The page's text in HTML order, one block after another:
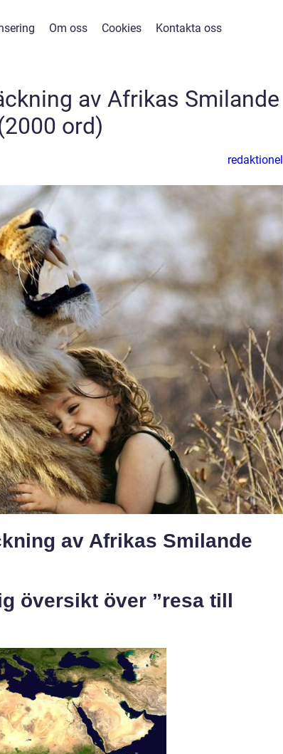
Om oss Cookies Kontakta oss
av Afrikas Smilande
ord)
redaktionel
av Afrikas Smilande
översikt över ”resa till